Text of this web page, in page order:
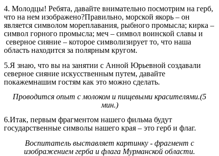
4. Молодцы! Ребята, давайте внимательно посмотрим на герб,
что на нем изображено?Правильно, морской якорь – он
является символом мореплавания, рыбного промысла; кирка –
символ горного промысла; меч – символ воинской славы и
северное сияние – которое символизирует то, что наша
область находится за полярным кругом.
5.Я знаю, что вы на занятии с Анной Юрьевной создавали
северное сияние искусственным путем, давайте
покажемнашим гостям как это можно сделать.
Проводится опыт с молоком и пищевыми красителями.(5
мин.)
6.Итак, первым фрагментом нашего фильма будут
государственные символы нашего края – это герб и флаг.
Воспитатель выставляет картинку - фрагмент с
изображением герба и флага Мурманской области.